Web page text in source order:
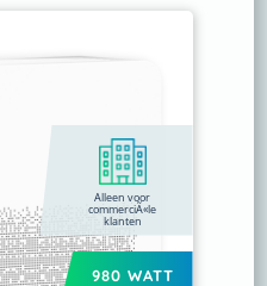
Alleen voor
commerciÃ«le
klanten
980 WATT